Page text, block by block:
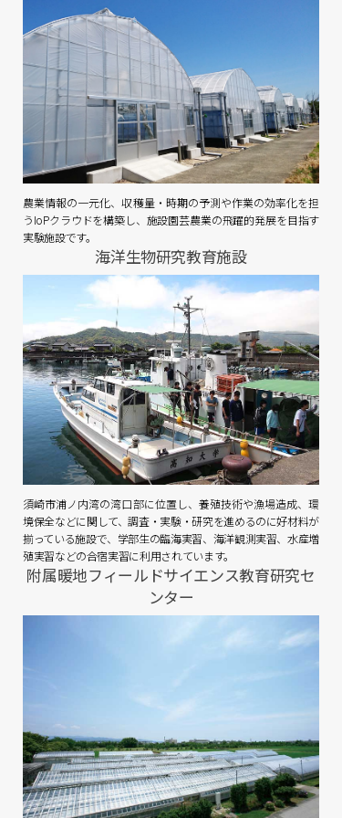
農業情報の一元化、収穫量・時期の予測や作業の効率化を担
うIoPクラウドを構築し、施設園芸農業の飛躍的発展を目指す
実験施設です。
海洋生物研究教育施設
須崎市浦ノ内湾の湾口部に位置し、養殖技術や漁場造成、環
境保全などに関して、調査・実験・研究を進めるのに好材料が
揃っている施設で、学部生の臨海実習、海洋観測実習、水産増
殖実習などの合宿実習に利用されています。
附属暖地フィールドサイエンス教育研究セ
ンター